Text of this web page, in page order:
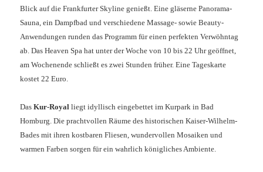
Blick auf die Frankfurter Skyline genießt. Eine gläserne Panorama-
Sauna, ein Dampfbad und verschiedene Massage- sowie Beauty-
Anwendungen runden das Programm für einen perfekten Verwöhntag
ab.Das Heaven Spa hat unter der Woche von 10 bis 22 Uhr geöffnet,
am Wochenende schließt es zwei Stunden früher. Eine Tageskarte
kostet 22 Euro.
DasKur-Royalliegt idyllisch eingebettet im Kurpark in Bad
Homburg. Die prachtvollen Räume des historischen Kaiser-Wilhelm-
Bades mit ihren kostbaren Fliesen, wundervollen Mosaiken und
warmen Farben sorgen für ein wahrlich königliches Ambiente.